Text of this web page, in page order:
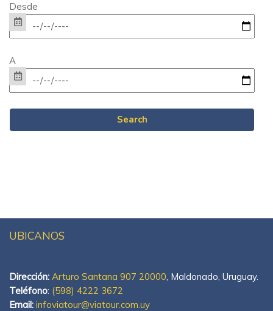
Desde
A
UBICANOS
Dirección: Arturo Santana 907 20000, Maldonado, Uruguay.
Teléfono: (598) 4222 3672
Email: infoviatour@viatour.com.uy